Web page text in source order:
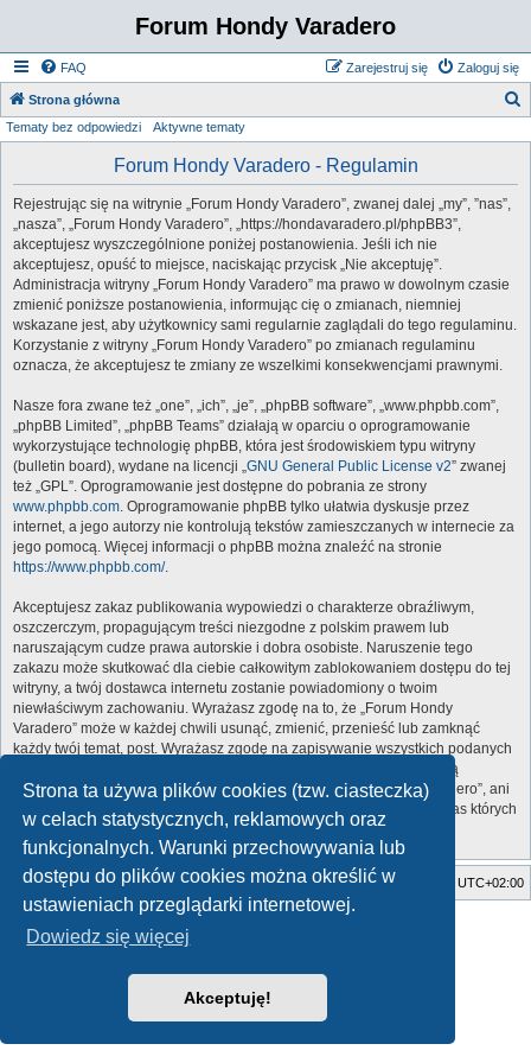
Strona ta używa plików cookies (tzw. ciasteczka)
w celach statystycznych, reklamowych oraz
funkcjonalnych. Warunki przechowywania lub
dostępu do plików cookies można określić w
ustawieniach przeglądarki internetowej.
Dowiedz się więcej
Akceptuję!
Forum Hondy Varadero
FAQ Zaloguj się
Zarejestruj się
Strona główna
Tematy bez odpowiedzi Aktywne tematy
Forum Hondy Varadero - Regulamin
Rejestrując się na witrynie „Forum Hondy Varadero”, zwanej dalej „my”, ”nas”,
„nasza”, „Forum Hondy Varadero”, „https://hondavaradero.pl/phpBB3”,
akceptujesz wyszczególnione poniżej postanowienia. Jeśli ich nie
akceptujesz, opuść to miejsce, naciskając przycisk „Nie akceptuję”.
Administracja witryny „Forum Hondy Varadero” ma prawo w dowolnym czasie
zmienić poniższe postanowienia, informując cię o zmianach, niemniej
wskazane jest, aby użytkownicy sami regularnie zaglądali do tego regulaminu.
Korzystanie z witryny „Forum Hondy Varadero” po zmianach regulaminu
oznacza, że akceptujesz te zmiany ze wszelkimi konsekwencjami prawnymi.
Nasze fora zwane też „one”, „ich”, „je”, „phpBB software”, „www.phpbb.com”,
„phpBB Limited”, „phpBB Teams” działają w oparciu o oprogramowanie
wykorzystujące technologię phpBB, która jest środowiskiem typu witryny
(bulletin board), wydane na licencji „GNU General Public License v2” zwanej
też „GPL”. Oprogramowanie jest dostępne do pobrania ze strony
www.phpbb.com. Oprogramowanie phpBB tylko ułatwia dyskusje przez
internet, a jego autorzy nie kontrolują tekstów zamieszczanych w internecie za
jego pomocą. Więcej informacji o phpBB można znaleźć na stronie
https://www.phpbb.com/.
Akceptujesz zakaz publikowania wypowiedzi o charakterze obraźliwym,
oszczerczym, propagującym treści niezgodne z polskim prawem lub
naruszającym cudze prawa autorskie i dobra osobiste. Naruszenie tego
zakazu może skutkować dla ciebie całkowitym zablokowaniem dostępu do tej
witryny, a twój dostawca internetu zostanie powiadomiony o twoim
niewłaściwym zachowaniu. Wyrażasz zgodę na to, że „Forum Hondy
Varadero” może w każdej chwili usunąć, zmienić, przenieść lub zamknąć
każdy twój temat, post. Wyrażasz zgodę na zapisywanie wszystkich podanych
przez ciebie informacji w naszej bazie danych. Informacje te nie będą
przekazywane nikomu bez twojej zgody, ale ani „Forum Hondy Varadero”, ani
phpBB nie ponosi odpowiedzialności za włamania do witryny, podczas których
może dojść do kradzieży danych.
Strona główna Strefa czasowa UTC+02:00
Usuń ciasteczka witryny
Style developed by
, Turaiel,
Technologię dostarcza
Zasady ochrony danych osobowych